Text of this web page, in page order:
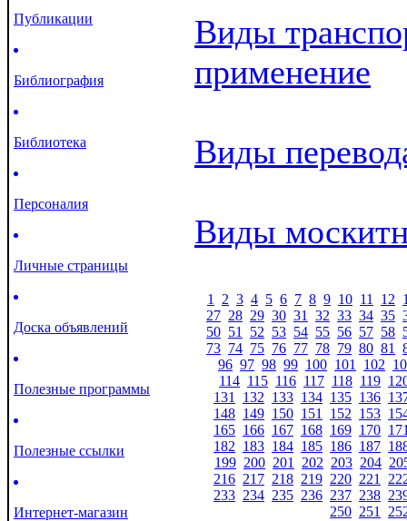
Публикации
Библиография
Библиотека
Персоналия
Личные страницы
Доска объявлений
Полезные программы
Полезные ссылки
Интернет-магазин
Виды
применение
Виды
Виды
1 2 3 4 5 6 7 8 9 10 11 12
27 28 29 30 31 32 33 34 35
50 51 52 53 54 55 56 57 58
73 74 75 76 77 78 79 80 81
96 97 98 99 100 101 102
114 115 116 117 118 119
131 132 133 134 135 136
148 149 150 151 152 153
165 166 167 168 169 170
182 183 184 185 186 187
199 200 201 202 203 204
216 217 218 219 220 221
233 234 235 236 237 238
250 251